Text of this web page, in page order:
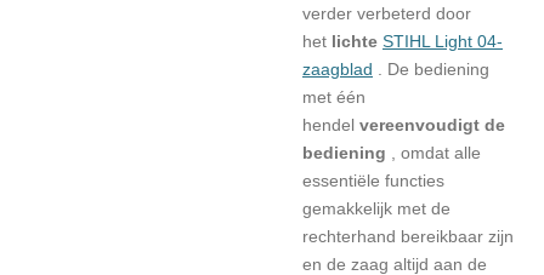
verder verbeterd door
het lichte STIHL Light 04-
zaagblad
. De bediening
met één
hendel vereenvoudigt de
bediening
, omdat alle
essentiële functies
gemakkelijk met de
rechterhand bereikbaar zijn
en de zaag altijd aan de